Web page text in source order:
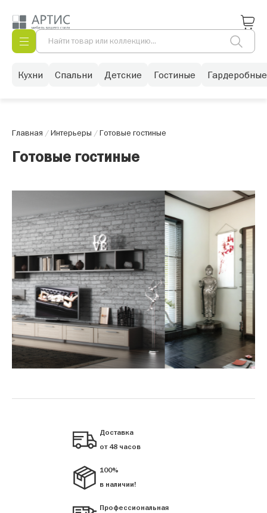
Кухни Спальни Детские Гостиные Гардеробные
Главная /Интерьеры /Готовые гостиные
Готовые гостиные
Доставка
от 48 часов
100%
в наличии!
Профессиональная